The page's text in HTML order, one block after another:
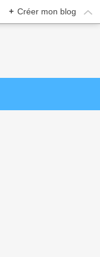
+ Créer mon blog